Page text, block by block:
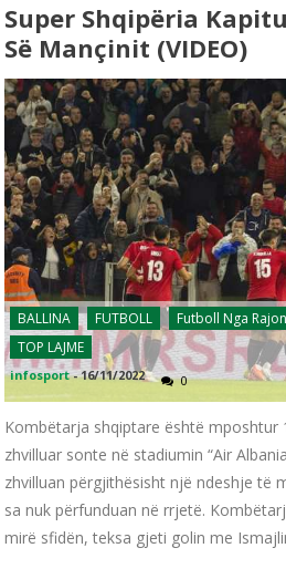
Super Shqipëria
Së Mançinit (VIDEO)
BALLINA FUTBOLL Futboll Nga
TOP LAJME
infosport -16/11/2022 0
Kombëtarja shqiptare është mposhtur
zhvilluar sonte në stadiumin “Air
zhvilluan përgjithësisht një ndeshje të
sa nuk përfunduan në rrjetë.
mirë sfidën, teksa gjeti golin me